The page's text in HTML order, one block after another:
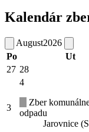
Kalendár
August2026
Po
Ut
27 28
3
4
Zber
odpadu
Jarovnice